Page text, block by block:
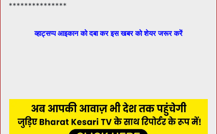
***************
व्हाट्सप्प आइकान को दबा कर इस खबर को शेयर जरूर करें